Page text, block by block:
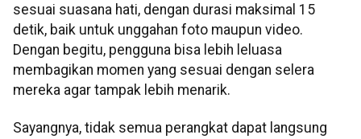
sesuai suasana hati, dengan durasi maksimal 15
detik, baik untuk unggahan foto maupun video.
Dengan begitu, pengguna bisa lebih leluasa
membagikan momen yang sesuai dengan selera
mereka agar tampak lebih menarik.
Sayangnya, tidak semua perangkat dapat langsung